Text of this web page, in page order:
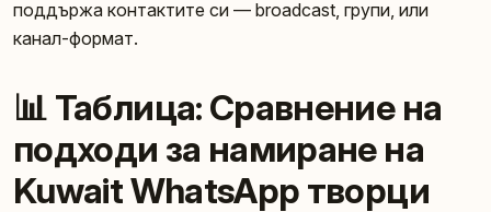
поддържа контактите си — broadcast, групи, или
канал-формат.
📊 Таблица: Сравнение на
подходи за намиране на
Kuwait WhatsApp творци